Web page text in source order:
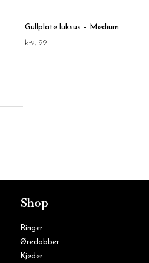
Gullplate luksus – Medium
kr2,199
Shop
Ringer
Øredobber
Kjeder